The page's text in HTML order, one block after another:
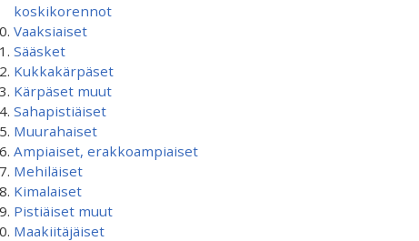
koskikorennot
Vaaksiaiset
Sääsket
Kukkakärpäset
Kärpäset muut
Sahapistiäiset
Muurahaiset
Ampiaiset, erakkoampiaiset
Mehiläiset
Kimalaiset
Pistiäiset muut
Maakiitäjäiset